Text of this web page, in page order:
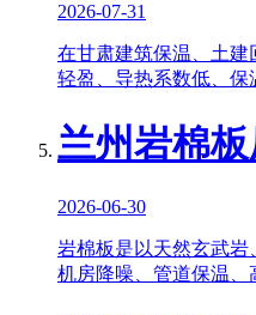
2026-07-31
在甘肃建筑保温、土建
轻盈、导热系数低、保
兰州岩棉
2026-06-30
岩棉板是以天然玄武岩
机房降噪、管道保温